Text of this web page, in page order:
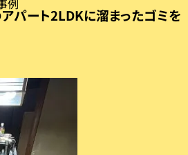
パート2LDKに溜まったゴミを